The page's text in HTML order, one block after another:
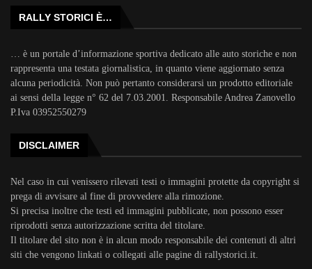
RALLY STORICI È…
… è un portale d’informazione sportiva dedicato alle auto storiche e non
rappresenta una testata giornalistica, in quanto viene aggiornato senza
alcuna periodicità. Non può pertanto considerarsi un prodotto editoriale
ai sensi della legge n° 62 del 7.03.2001. Responsabile Andrea Zanovello
P.Iva 03952550279
DISCLAIMER
Nel caso in cui venissero rilevati testi o immagini protette da copyright si
prega di avvisare al fine di provvedere alla rimozione.
Si precisa inoltre che testi ed immagini pubblicate, non possono esser
riprodotti senza autorizzazione scritta del titolare.
Il titolare del sito non è in alcun modo responsabile dei contenuti di altri
siti che vengono linkati o collegati alle pagine di rallystorici.it.